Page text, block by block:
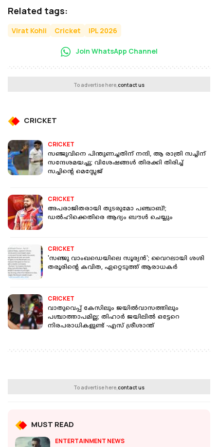
Related tags:
Virat Kohli Cricket IPL 2026
Join WhatsApp Channel
To advertise here,contact us
CRICKET
CRICKET
സഞ്ജുവിനെ പിന്തുണച്ചതിന് നന്ദി, ആ രാത്രി സച്ചിന്
സന്ദേശമയച്ചു; വിശേഷങ്ങള്‍ തിരക്കി തിരിച്ച്
സച്ചിന്റെ മെസ്സേജ്
CRICKET
അപരാജിതരായി തുടരുമോ പഞ്ചാബ്!;
ഡൽഹിക്കെതിരെ ആദ്യം ബൗൾ ചെയ്യും
CRICKET
'സഞ്ജു വാംഖഡെയിലെ സൂര്യന്‍'; വൈറലായി ശശി
തരൂരിന്റെ കവിത, ഏറ്റെടുത്ത് ആരാധകര്‍
CRICKET
വാതുവെപ്പ് കേസിലും ജയില്‍വാസത്തിലും
പശ്ചാത്താപമില്ല; തിഹാര്‍ ജയിലില്‍ ഒട്ടേറെ
നിരപരാധികളുണ്ട് -എസ് ശ്രീശാന്ത്
To advertise here,contact us
MUST READ
ENTERTAINMENT NEWS